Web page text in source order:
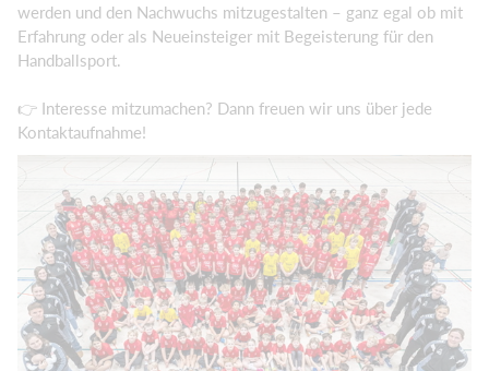
werden und den Nachwuchs mitzugestalten – ganz egal ob mit
Erfahrung oder als Neueinsteiger mit Begeisterung für den
Handballsport.
👉 Interesse mitzumachen? Dann freuen wir uns über jede
Kontaktaufnahme!